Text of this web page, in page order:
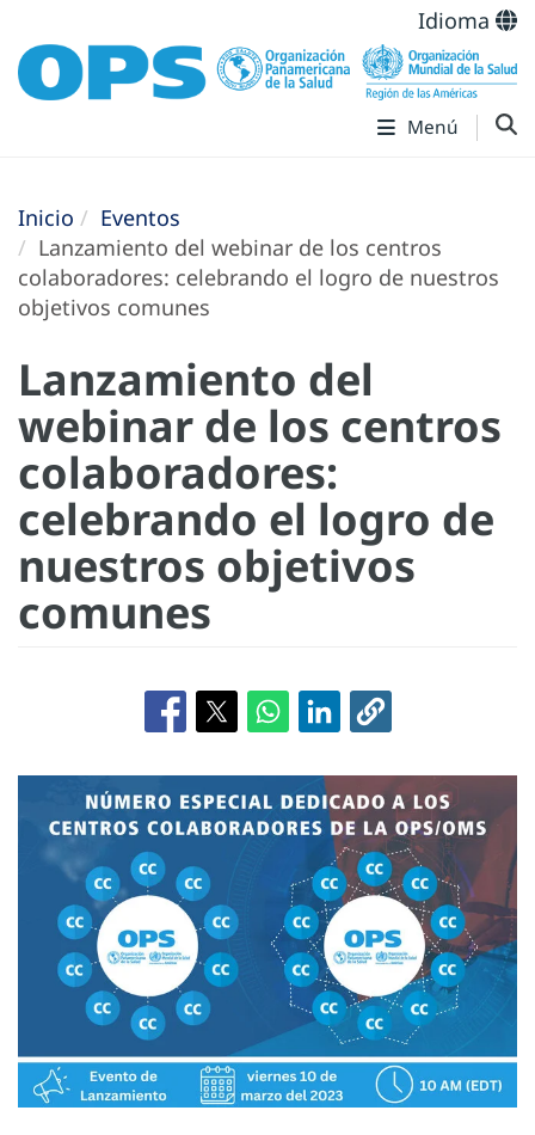
Idioma
Menú
Inicio
Eventos
Lanzamiento del webinar de los centros
colaboradores: celebrando el logro de nuestros
objetivos comunes
Lanzamiento del
webinar de los centros
colaboradores:
celebrando el logro de
nuestros objetivos
comunes